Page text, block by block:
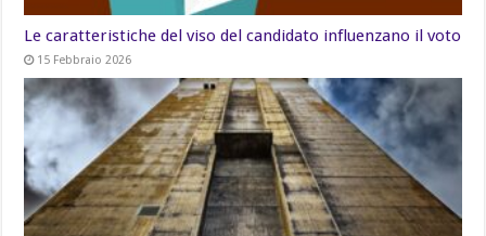
Le caratteristiche del viso del candidato influenzano il voto
15 Febbraio 2026